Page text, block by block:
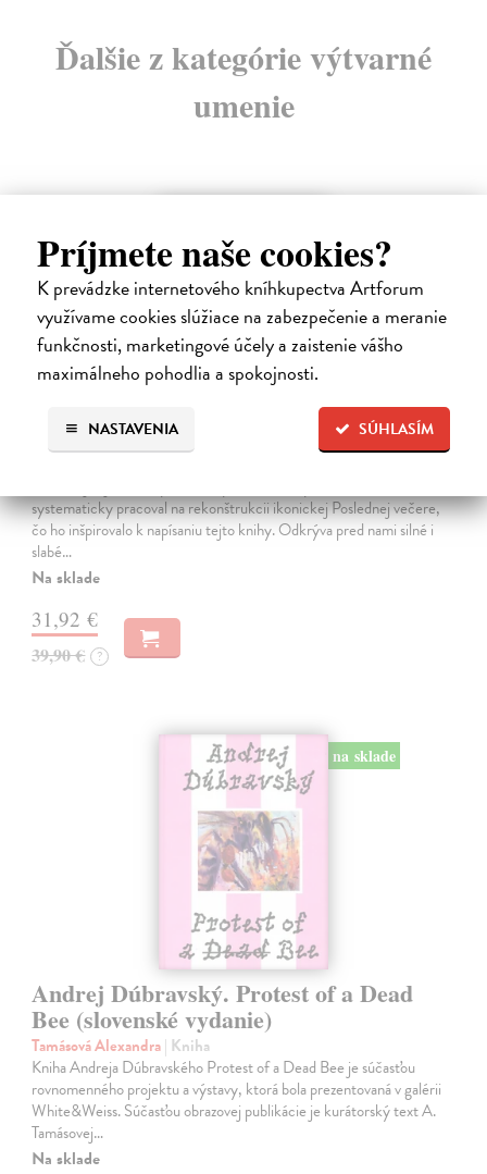
Príjmete naše cookies?
K prevádzke internetového kníhkupectva Artforum
využívame cookies slúžiace na zabezpečenie a meranie
funkčnosti, marketingové účely a zaistenie vášho
maximálneho pohodlia a spokojnosti.
SÚHLASÍM
NASTAVENIA
Ďalšie z kategórie výtvarné
umenie
Posledná večera Leonarda z Vinci
systematicky pracoval na rekonštrukcii ikonickej Poslednej večere,
čo ho inšpirovalo k napísaniu tejto knihy. Odkrýva pred nami silné i
slabé…
Na sklade
31,92 €
39,90 € ?
na sklade
Andrej Dúbravský. Protest of a Dead
Bee (slovenské vydanie)
Tamásová Alexandra| Kniha
Kniha Andreja Dúbravského Protest of a Dead Bee je súčasťou
rovnomenného projektu a výstavy, ktorá bola prezentovaná v galérii
White&Weiss. Súčasťou obrazovej publikácie je kurátorský text A.
Tamásovej…
Na sklade